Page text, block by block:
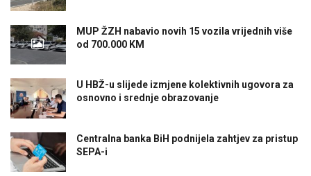
MUP ŽZH nabavio novih 15 vozila vrijednih više
od 700.000 KM
U HBŽ-u slijede izmjene kolektivnih ugovora za
osnovno i srednje obrazovanje
Centralna banka BiH podnijela zahtjev za pristup
SEPA-i